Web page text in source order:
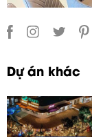
Dự án khác